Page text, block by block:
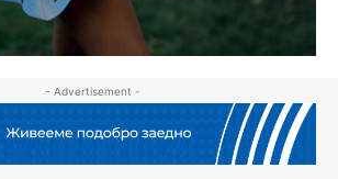
- Advertisement -